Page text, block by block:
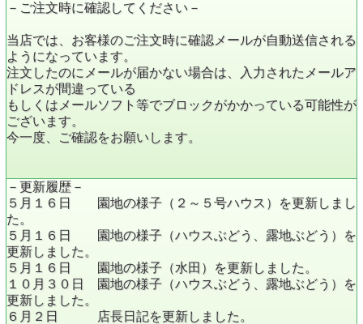
－ご注文時に確認してください－
当店では、お客様のご注文時に確認メールが自動送信される
ようになっています。
注文したのにメールが届かない場合は、入力されたメールア
ドレスが間違っている
もしくはメールソフト等でブロックがかかっている可能性が
ございます。
今一度、ご確認をお願いします。
－更新履歴－
５月１６日 園地の様子（２～５号ハウス）を更新しまし
た。
５月１６日 園地の様子（ハウスぶどう、露地ぶどう）を
更新しました。
５月１６日 園地の様子（水田）を更新しました。
１０月３０日 園地の様子（ハウスぶどう、露地ぶどう）を
更新しました。
６月２日 店長日記を更新しました。